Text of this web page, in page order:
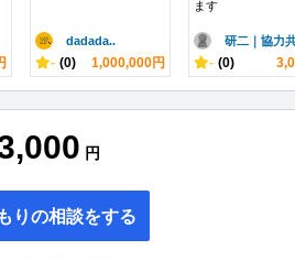
dadada..
- (0) 1,000,000円
ます
研二｜協力
- (0)
円
りの相談をする